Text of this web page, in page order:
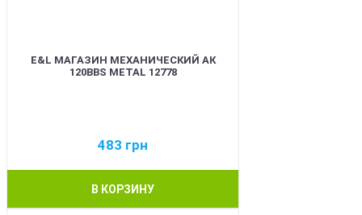
E&L МАГАЗИН МЕХАНИЧЕСКИЙ АК
120BBS METAL 12778
483 грн
В КОРЗИНУ